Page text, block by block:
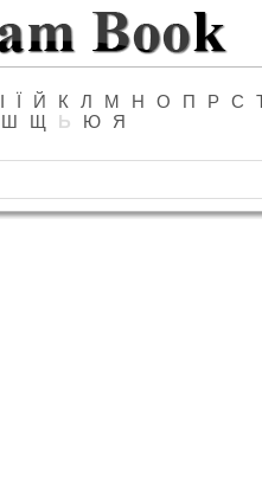
І Ї Й К Л М Н О П Р С
Ш
Щ Ь Ю Я